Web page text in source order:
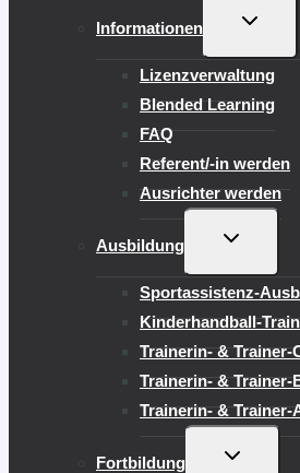
Informationen
Lizenzverwaltung
Blended Learning
FAQ
Referent/-in werden
Ausrichter werden
Ausbildung
Sportassistenz-
Kinderhandball-
Trainerin- & Trainer-
Trainerin- &
Trainerin- &
Fortbildung